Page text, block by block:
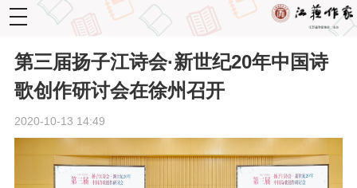
toggle
navigation
第三届扬子江诗会·新世纪20年中国诗
歌创作研讨会在徐州召开
2020-10-13 14:49